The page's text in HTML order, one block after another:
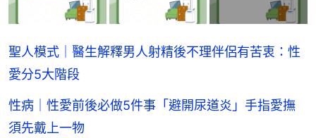
聖人模式｜醫生解釋男人射精後不理伴侶有苦衷：性
愛分5大階段
性病｜性愛前後必做5件事「避開尿道炎」手指愛撫
須先戴上一物